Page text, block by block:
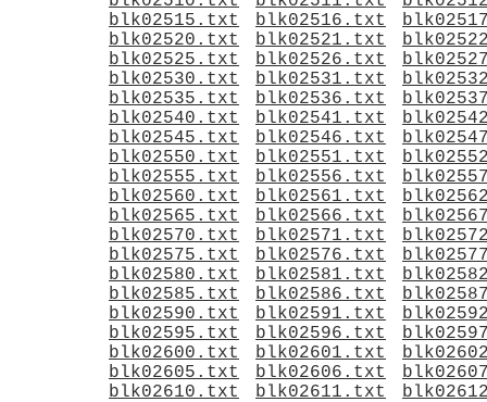
blk02515.txt
blk02516.txt
blk02520.txt
blk02521.txt
blk02525.txt
blk02526.txt
blk02530.txt
blk02531.txt
blk02535.txt
blk02536.txt
blk02540.txt
blk02541.txt
blk02545.txt
blk02546.txt
blk02550.txt
blk02551.txt
blk02555.txt
blk02556.txt
blk02560.txt
blk02561.txt
blk02565.txt
blk02566.txt
blk02570.txt
blk02571.txt
blk02575.txt
blk02576.txt
blk02580.txt
blk02581.txt
blk02585.txt
blk02586.txt
blk02590.txt
blk02591.txt
blk02595.txt
blk02596.txt
blk02600.txt
blk02601.txt
blk02605.txt
blk02606.txt
blk02610.txt
blk02611.txt